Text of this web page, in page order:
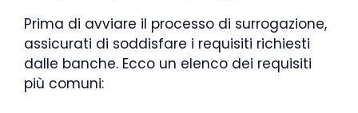
Prima di avviare il processo di surrogazione,
assicurati di soddisfare i requisiti richiesti
dalle banche. Ecco un elenco dei requisiti
più comuni: